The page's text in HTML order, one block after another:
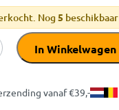
Nog5 beschikbaar
In Winkelwagen
vanaf €39,-